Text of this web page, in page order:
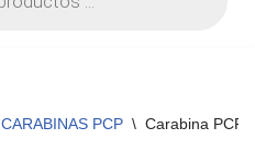
CARABINAS PCP \ Carabina PCP